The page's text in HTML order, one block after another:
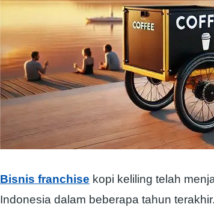
Bisnis franchise kopi keliling telah
Indonesia dalam beberapa tahun